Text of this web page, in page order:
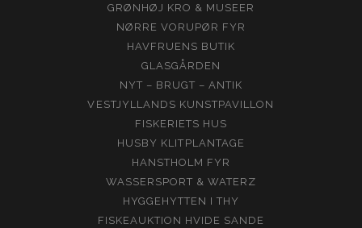
GRØNHØJ KRO & MUSEER
NØRRE VORUPØR FYR
HAVFRUENS BUTIK
GLASGÅRDEN
NYT – BRUGT – ANTIK
VESTJYLLANDS KUNSTPAVILLON
FISKERIETS HUS
HUSBY KLITPLANTAGE
HANSTHOLM FYR
WASSERSPORT & WATERZ
HYGGEHYTTEN I THY
FISKEAUKTION HVIDE SANDE